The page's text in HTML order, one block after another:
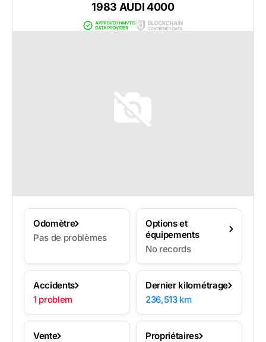
1983 AUDI 4000
Odomètre
Pas de problèmes
Options et
équipements
No records
Accidents
1 problem
Dernier kilométrage
236,513 km
Vente
Propriétaires